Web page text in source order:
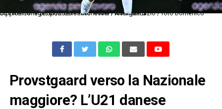
Dc Frosinone 26/07/2025 - amichevole / Avellino-Lazio / foto Domenico Cippitelli/Image Sport nella foto: Oliver Provstgaard
Provstgaard verso la Nazionale
maggiore? L’U21 danese